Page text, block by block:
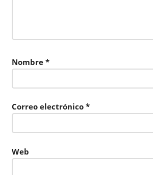
Nombre *
Correo electrónico *
Web